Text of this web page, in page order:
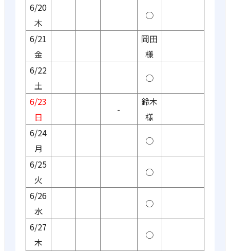
6/20
木
○
6/21
金
岡田
様
6/22
土
○
6/23
日
-
鈴木
様
6/24
月
○
6/25
火
○
6/26
水
○
6/27
木
○